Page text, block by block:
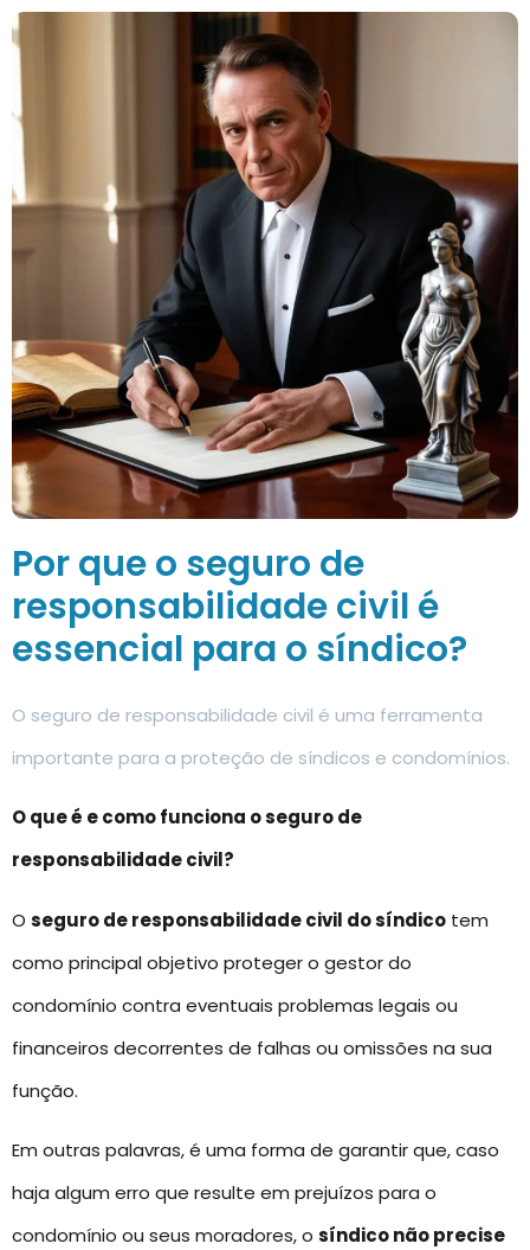
Por que o seguro de
responsabilidade civil é
essencial para o síndico?
O seguro de responsabilidade civil é uma ferramenta
importante para a proteção de síndicos e condomínios.
O que é e como funciona o seguro de
responsabilidade civil?
O seguro de responsabilidade civil do síndico tem
como principal objetivo proteger o gestor do
condomínio contra eventuais problemas legais ou
financeiros decorrentes de falhas ou omissões na sua
função.
Em outras palavras, é uma forma de garantir que, caso
haja algum erro que resulte em prejuízos para o
condomínio ou seus moradores, o síndico não precise